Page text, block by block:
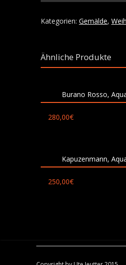
Kategorien: Gemälde,
Ähnliche Produkte
Burano Rosso,
280,00€
Kapuzenmann,
250,00€